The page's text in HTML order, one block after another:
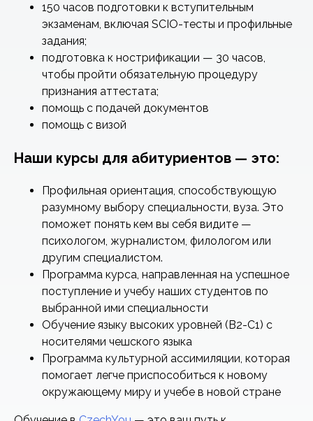
150 часов подготовки к вступительным
экзаменам, включая SCIO-тесты и профильные
задания;
подготовка к нострификации — 30 часов,
чтобы пройти обязательную процедуру
признания аттестата;
помощь с подачей документов
помощь с визой
Наши курсы для абитуриентов — это:
Профильная ориентация, способствующую
разумному выбору специальности, вуза. Это
поможет понять кем вы себя видите —
психологом, журналистом, филологом или
другим специалистом.
Программа курса, направленная на успешное
поступление и учебу наших студентов по
выбранной ими специальности
Обучение языку высоких уровней (В2-С1) с
носителями чешского языка
Программа культурной ассимиляции, которая
помогает легче приспособиться к новому
окружающему миру и учебе в новой стране